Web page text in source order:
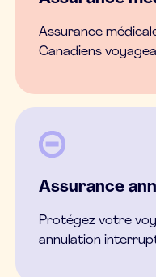
Assurance
Canadiens
Assurance
Protégez votre
annulation